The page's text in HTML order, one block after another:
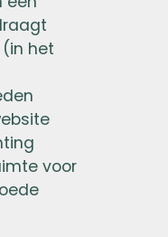
het
voor